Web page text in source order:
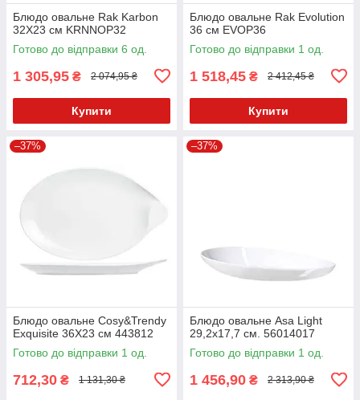
Блюдо овальне Rak Karbon
32X23 см KRNNOP32
Готово до відправки 6 од.
1 305,95 ₴ 2 074,95 ₴
Купити
Блюдо овальне Rak Evolution
36 см EVOP36
Готово до відправки 1 од.
1 518,45 ₴ 2 412,45 ₴
Купити
–37%
Блюдо овальне Cosy&Trendy
Exquisite 36Х23 см 443812
Готово до відправки 1 од.
712,30 ₴ 1 131,30 ₴
–37%
Блюдо овальне Asa Light
29,2x17,7 см. 56014017
Готово до відправки 1 од.
1 456,90 ₴ 2 313,90 ₴